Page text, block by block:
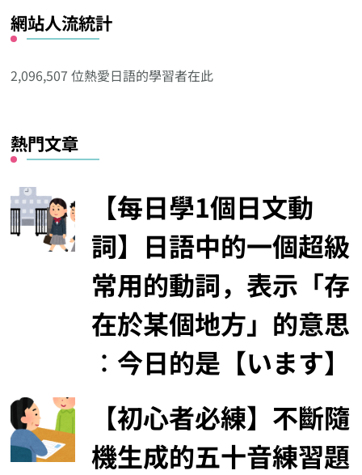
其
他
類
網站人流統計
2,096,507 位熱愛日語的學習者在此
熱門文章
【每日學1個日文動
詞】日語中的一個超級
常用的動詞，表示「存
在於某個地方」的意思
︰今日的是【います】
【初心者必練】不斷隨
機生成的五十音練習題